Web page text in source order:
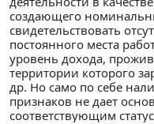
создающего
свидетельствовать
постоянного места
уровень дохода,
территории которого
др. Но само по себе
признаков не дает
соответствующим